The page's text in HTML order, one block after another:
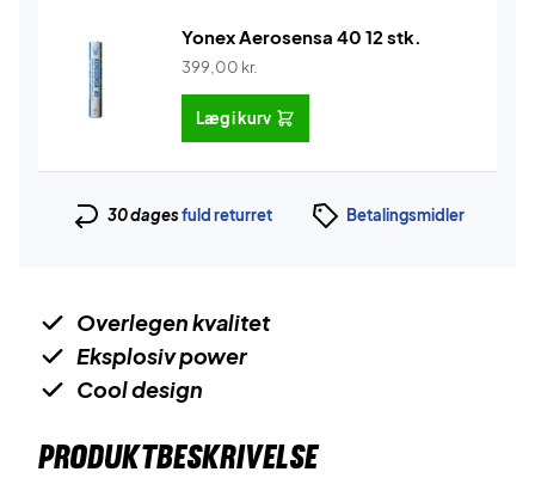
Yonex Aerosensa 40 12 stk.
399,00 kr.
Læg i kurv
30 dagesfuld returret Betalingsmidler
Overlegen kvalitet
Eksplosiv power
Cool design
PRODUKTBESKRIVELSE